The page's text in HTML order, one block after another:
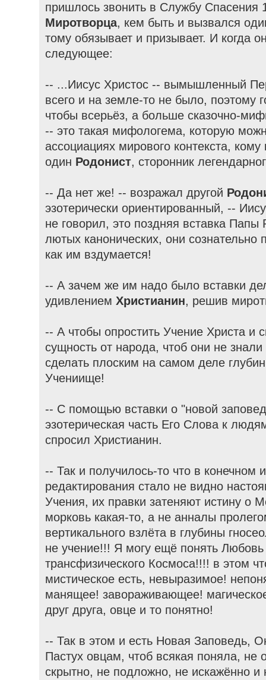
пришлось звонить в Службу Спасения
Миротворца, кем быть и вызвался
тому обязывает и призывает. И когда
следующее:
-- ...Иисус Христос -- вымышленный
всего и на земле-то не было, поэтому
чтобы всерьёз, а больше сказочно-
-- это такая мифологема, которую
ассоциациях мирового контекста,
один Родонист, сторонник
-- Да нет же! -- возражал другой
эзотерически ориентированный, --
не говорил, это поздняя вставка Папы
лютых канонических, они сознательно
как им вздумается!
-- А зачем же им надо было вставки
удивлениемХристианин, решив
-- А чтобы опростить Учение Христа и
сущность от народа, чтоб они не
сделать плоским на самом деле
Учениище!
-- С помощью вставки о "новой
эзотерическая часть Его Слова к
спросил Христианин.
-- Так и получилось-то что в конечном
редактирования стало не видно
Учения, их правки затеняют истину о
морковь какая-то, а не анналы
вертикального взлёта в глубины
не учение!!! Я могу ещё понять
трансфизического Космоса!!!! в этом
мистическое есть, невыразимое!
манящее! завораживающее!
друг друга, овце и то понятно!
-- Так в этом и есть Новая Заповедь,
Пастух овцам, чтоб всякая поняла, не
скрытно, не подложно, не искажённо